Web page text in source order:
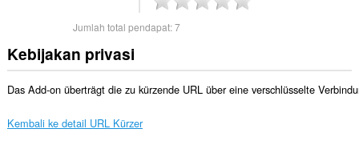
Jumlah total pendapat:7
Kebijakan privasi
Das Add-on überträgt die zu kürzende URL über eine verschlüsselte
Kembali ke detail URL Kürzer